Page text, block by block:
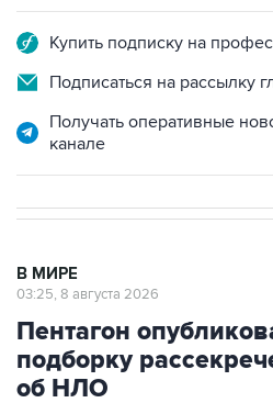
Купить подписку на
Подписаться на рассылку
Получать оперативные
канале
В МИРЕ
03:25, 8 августа 2026
Пентагон
подборку
об НЛО